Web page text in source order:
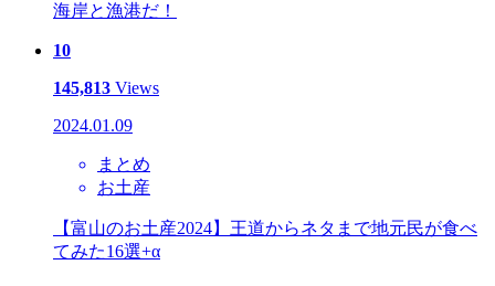
海岸と漁港だ！
10
145,813 Views
2024.01.09
まとめ
お土産
【富山のお土産2024】王道からネタまで地元民が食べ
てみた16選+α